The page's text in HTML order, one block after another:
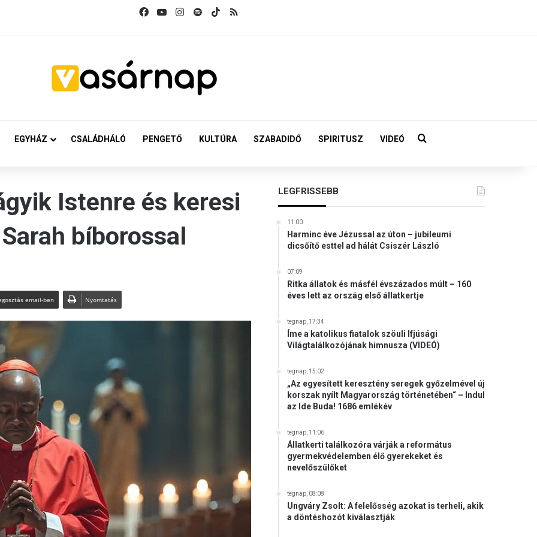
FacebookYouTubeInstagramSpotifyTikTokRSS
EGYHÁZ CSALÁDHÁLÓ PENGETŐ KULTÚRA SZABADIDŐ SPIRITUSZ VIDEÓ Keresés:
Istenre és keresi
bíborossal
email-ben Nyomtatás
LEGFRISSEBB
11:00
Harminc éve Jézussal az úton – jubileumi
dicsőítő esttel ad hálát Csiszér László
07:09
Ritka állatok és másfél évszázados múlt – 160
éves lett az ország első állatkertje
tegnap, 17:34
Íme a katolikus fiatalok szöuli Ifjúsági
Világtalálkozójának himnusza (VIDEÓ)
tegnap, 15:02
„Az egyesített keresztény seregek győzelmével új
korszak nyílt Magyarország történetében“ – Indul
az Ide Buda! 1686 emlékév
tegnap, 11:06
Állatkerti találkozóra várják a református
gyermekvédelemben élő gyerekeket és
nevelőszülőket
tegnap, 08:08
Ungváry Zsolt: A felelősség azokat is terheli, akik
a döntéshozót kiválasztják